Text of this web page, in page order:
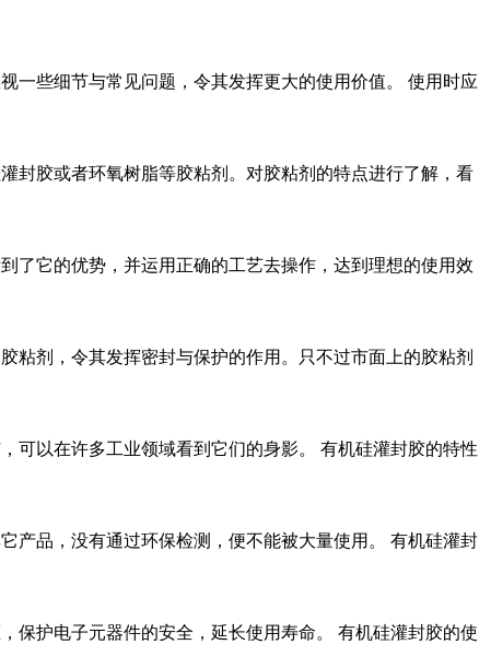
一些细节与常见问题，令其发挥更大的使用价值。 使用时应
封胶或者环氧树脂等胶粘剂。对胶粘剂的特点进行了解，看
了它的优势，并运用正确的工艺去操作，达到理想的使用效
粘剂，令其发挥密封与保护的作用。只不过市面上的胶粘剂
可以在许多工业领域看到它们的身影。 有机硅灌封胶的特性
产品，没有通过环保检测，便不能被大量使用。 有机硅灌封
保护电子元器件的安全，延长使用寿命。 有机硅灌封胶的使